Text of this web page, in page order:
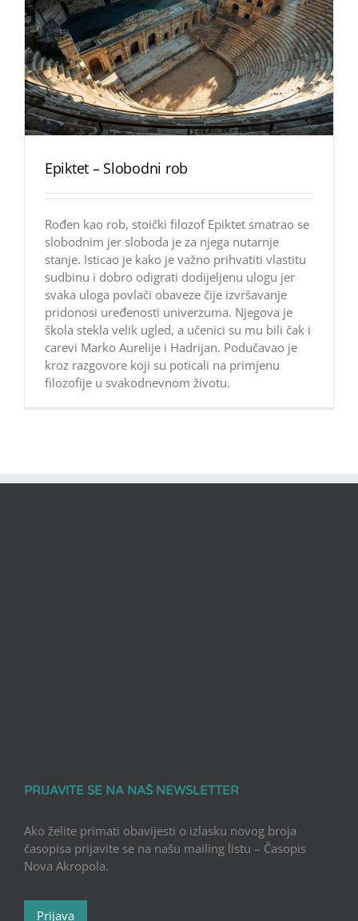
Epiktet – Slobodni rob
Rođen kao rob, stoički filozof Epiktet smatrao se
slobodnim jer sloboda je za njega nutarnje
stanje. Isticao je kako je važno prihvatiti vlastitu
sudbinu i dobro odigrati dodijeljenu ulogu jer
svaka uloga povlači obaveze čije izvršavanje
pridonosi uređenosti univerzuma. Njegova je
škola stekla velik ugled, a učenici su mu bili čak i
carevi Marko Aurelije i Hadrijan. Podučavao je
kroz razgovore koji su poticali na primjenu
filozofije u svakodnevnom životu.
PRIJAVITE SE NA NAŠ NEWSLETTER
Ako želite primati obavijesti o izlasku novog broja
časopisa prijavite se na našu mailing listu – Časopis
Nova Akropola.
Prijava